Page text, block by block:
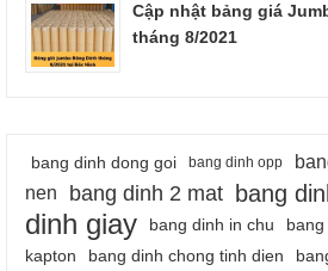
Cập nhật bảng giá
tháng 8/2021
bang dinh dong goi bang dinh opp
nen
bang dinh 2 mat bang
dinh giay
bang dinh in chu
kapton
bang dinh chong tinh dien